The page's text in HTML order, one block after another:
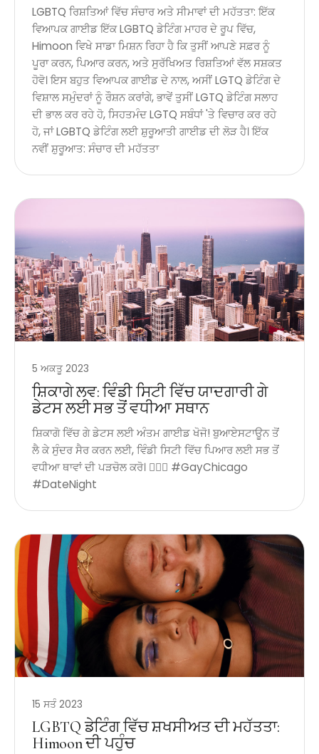
LGBTQ ਰਿਸ਼ਤਿਆਂ ਵਿੱਚ ਸੰਚਾਰ ਅਤੇ ਸੀਮਾਵਾਂ ਦੀ ਮਹੱਤਤਾ: ਇੱਕ
ਵਿਆਪਕ ਗਾਈਡ ਇੱਕ LGBTQ ਡੇਟਿੰਗ ਮਾਹਰ ਦੇ ਰੂਪ ਵਿੱਚ,
Himoon ਵਿਖੇ ਸਾਡਾ ਮਿਸ਼ਨ ਰਿਹਾ ਹੈ ਕਿ ਤੁਸੀਂ ਆਪਣੇ ਸਫ਼ਰ ਨੂੰ
ਪੂਰਾ ਕਰਨ, ਪਿਆਰ ਕਰਨ, ਅਤੇ ਸੁਰੱਖਿਅਤ ਰਿਸ਼ਤਿਆਂ ਵੱਲ ਸਸ਼ਕਤ
ਹੋਵੋ। ਇਸ ਬਹੁਤ ਵਿਆਪਕ ਗਾਈਡ ਦੇ ਨਾਲ, ਅਸੀਂ LGTQ ਡੇਟਿੰਗ ਦੇ
ਵਿਸ਼ਾਲ ਸਮੁੰਦਰਾਂ ਨੂੰ ਰੌਸ਼ਨ ਕਰਾਂਗੇ, ਭਾਵੇਂ ਤੁਸੀਂ LGTQ ਡੇਟਿੰਗ ਸਲਾਹ
ਦੀ ਭਾਲ ਕਰ ਰਹੇ ਹੋ, ਸਿਹਤਮੰਦ LGTQ ਸਬੰਧਾਂ 'ਤੇ ਵਿਚਾਰ ਕਰ ਰਹੇ
ਹੋ, ਜਾਂ LGBTQ ਡੇਟਿੰਗ ਲਈ ਸ਼ੁਰੂਆਤੀ ਗਾਈਡ ਦੀ ਲੋੜ ਹੈ। ਇੱਕ
ਨਵੀਂ ਸ਼ੁਰੂਆਤ: ਸੰਚਾਰ ਦੀ ਮਹੱਤਤਾ
5 ਅਕਤੂ 2023
ਸ਼ਿਕਾਗੇ ਲਵ: ਵਿੰਡੀ ਸਿਟੀ ਵਿੱਚ ਯਾਦਗਾਰੀ ਗੇ
ਡੇਟਸ ਲਈ ਸਭ ਤੋਂ ਵਧੀਆ ਸਥਾਨ
ਸ਼ਿਕਾਗੋ ਵਿੱਚ ਗੇ ਡੇਟਸ ਲਈ ਅੰਤਮ ਗਾਈਡ ਖੋਜੋ! ਬੁਆਏਸਟਾਊਨ ਤੋਂ
ਲੈ ਕੇ ਸੁੰਦਰ ਸੈਰ ਕਰਨ ਲਈ, ਵਿੰਡੀ ਸਿਟੀ ਵਿੱਚ ਪਿਆਰ ਲਈ ਸਭ ਤੋਂ
ਵਧੀਆ ਥਾਵਾਂ ਦੀ ਪੜਚੋਲ ਕਰੋ। 🏳️‍🌈✨ #GayChicago
#DateNight
15 ਸਤੰ 2023
LGBTQ ਡੇਟਿੰਗ ਵਿੱਚ ਸ਼ਖਸੀਅਤ ਦੀ ਮਹੱਤਤਾ:
Himoon ਦੀ ਪਹੁੰਚ